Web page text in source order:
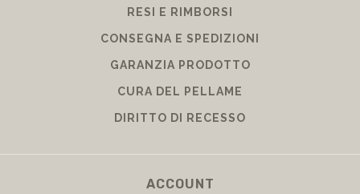
RESI E RIMBORSI
CONSEGNA E SPEDIZIONI
GARANZIA PRODOTTO
CURA DEL PELLAME
DIRITTO DI RECESSO
ACCOUNT